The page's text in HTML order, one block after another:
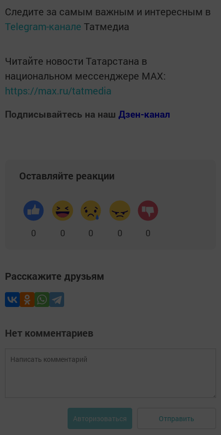
Следите за самым важным и интересным в
Telegram-канале Татмедиа
Читайте новости Татарстана в
национальном мессенджере MАХ:
https://max.ru/tatmedia
Подписывайтесь на наш Дзен-канал
Оставляйте реакции
0 0 0 0 0
Расскажите друзьям
Нет комментариев
Авторизоваться Отправить